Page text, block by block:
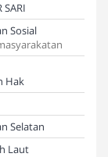
SARI
Sosial
Hak
Selatan
Laut